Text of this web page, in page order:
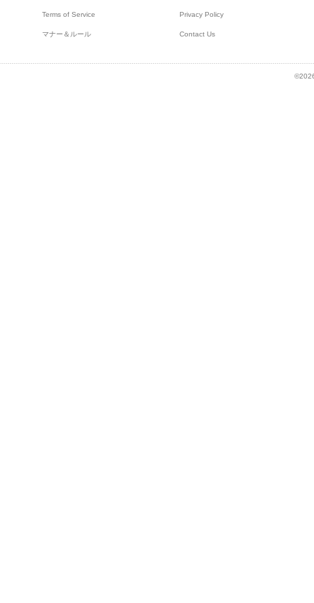
Terms of Service Privacy Policy
マナー＆ルール Contact Us